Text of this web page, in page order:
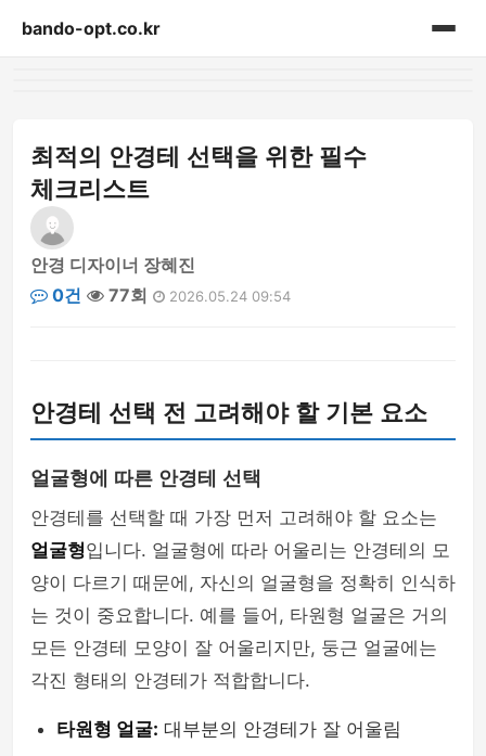
bando-opt.co.kr
최적의 안경테 선택을 위한 필수
체크리스트
안경 디자이너 장혜진
0건
77회 2026.05.24 09:54
안경테 선택 전 고려해야 할 기본 요소
얼굴형에 따른 안경테 선택
안경테를 선택할 때 가장 먼저 고려해야 할 요소는
얼굴형입니다. 얼굴형에 따라 어울리는 안경테의 모
양이 다르기 때문에, 자신의 얼굴형을 정확히 인식하
는 것이 중요합니다. 예를 들어, 타원형 얼굴은 거의
모든 안경테 모양이 잘 어울리지만, 둥근 얼굴에는
각진 형태의 안경테가 적합합니다.
타원형 얼굴: 대부분의 안경테가 잘 어울림